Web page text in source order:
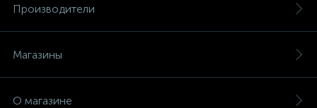
Производители
Магазины
О магазине